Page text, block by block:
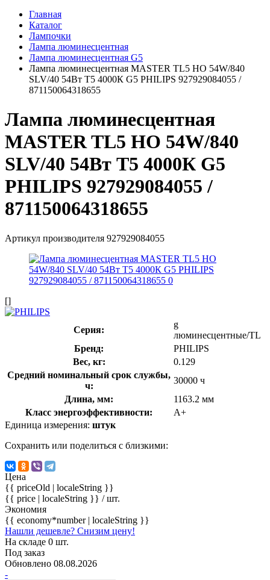
Главная
Каталог
Лампочки
Лампа люминесцентная
Лампа люминесцентная G5
Лампа люминесцентная MASTER TL5 HO 54W/840
SLV/40 54Вт T5 4000К G5 PHILIPS 927929084055 /
871150064318655
Лампа люминесцентная
MASTER TL5 HO 54W/840
SLV/40 54Вт T5 4000К G5
PHILIPS 927929084055 /
871150064318655
Артикул производителя 927929084055
[]
Серия:
g
люминесцентные/TL
Бренд:
PHILIPS
Вес, кг:
0.129
Средний номинальный срок службы,
ч:
30000 ч
Длина, мм:
1163.2 мм
Класс энергоэффективности:
A+
Единица измерения: штук
Сохранить или поделиться с близкими:
Цена
{{ priceOld | localeString }}
{{ price | localeString }} / шт.
Экономия
{{ economy*number | localeString }}
Нашли дешевле? Снизим цену!
На складе 0 шт.
Под заказ
Обновлено 08.08.2026
-